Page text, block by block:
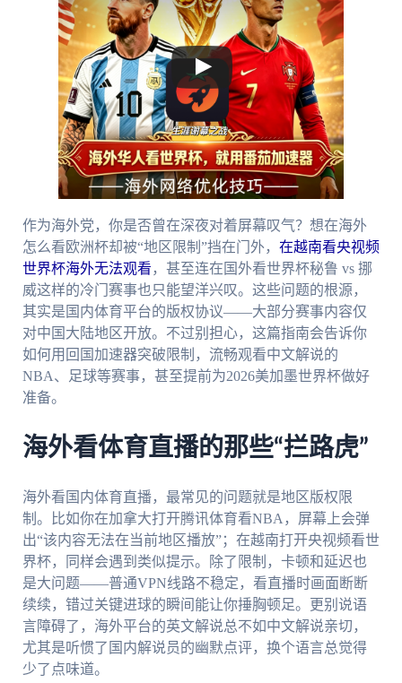
作为海外党，你是否曾在深夜对着屏幕叹气？想在海外
怎么看欧洲杯却被“地区限制”挡在门外， 在越南看央视频
世界杯海外无法观看 ，甚至连在国外看世界杯秘鲁 vs 挪
威这样的冷门赛事也只能望洋兴叹。这些问题的根源，
其实是国内体育平台的版权协议——大部分赛事内容仅
对中国大陆地区开放。不过别担心，这篇指南会告诉你
如何用回国加速器突破限制，流畅观看中文解说的
NBA、足球等赛事，甚至提前为2026美加墨世界杯做好
准备。
海外看体育直播的那些“拦路虎”
海外看国内体育直播，最常见的问题就是地区版权限
制。比如你在加拿大打开腾讯体育看NBA，屏幕上会弹
出“该内容无法在当前地区播放”；在越南打开央视频看世
界杯，同样会遇到类似提示。除了限制，卡顿和延迟也
是大问题——普通VPN线路不稳定，看直播时画面断断
续续，错过关键进球的瞬间能让你捶胸顿足。更别说语
言障碍了，海外平台的英文解说总不如中文解说亲切，
尤其是听惯了国内解说员的幽默点评，换个语言总觉得
少了点味道。